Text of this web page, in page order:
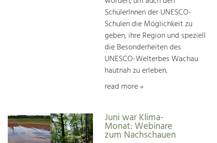
SchülerInnen der UNESCO-
Schulen die Möglichkeit zu
geben, ihre Region und speziell
die Besonderheiten des
UNESCO-Welterbes Wachau
hautnah zu erleben.
read more »
Juni war Klima-
Monat: Webinare
zum Nachschauen